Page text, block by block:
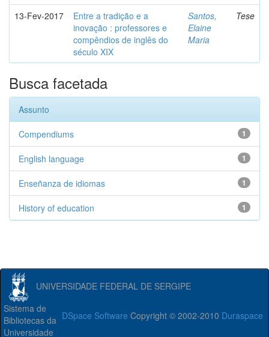
13-Fev-2017
Entre a tradição e a
inovação : professores e
compêndios de inglês do
século XIX
Santos,
Elaine
Maria
Tese
Busca facetada
Assunto
1
Compendiums
1
English language
1
Enseñanza de idiomas
1
History of education
UNIVERSIDADE FEDERAL DE SERGIPE
DSpace Software Copyright © 2002-2010 Duraspace
Sistema de
Bibliotecas da
Universidade